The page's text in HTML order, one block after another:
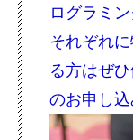
ログラミ
それぞれ
る方はぜ
のお申し込